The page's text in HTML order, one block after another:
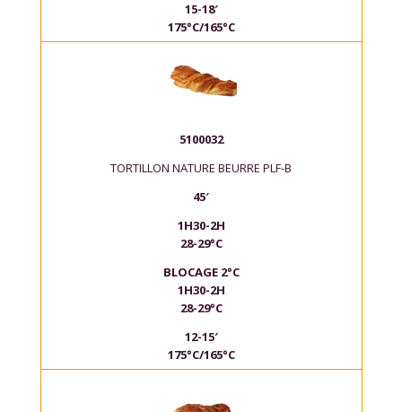
15-18′
175°C/165°C
5100032
TORTILLON NATURE BEURRE PLF-B
45′
1H30-2H
28-29°C
BLOCAGE 2°C
1H30-2H
28-29°C
12-15′
175°C/165°C